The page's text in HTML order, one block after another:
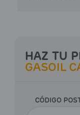
HAZ TU
GASOIL
CÓDIGO